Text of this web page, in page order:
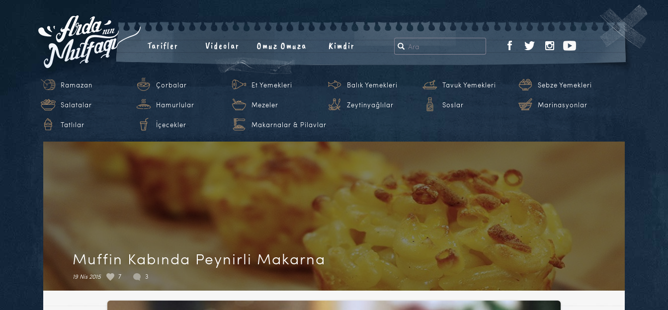
Tarifler Videolar Omuz Omuza Kimdir
Ramazan Çorbalar Et Yemekleri Balık Yemekleri Tavuk Yemekleri Sebze Yemekleri
Salatalar Hamurlular Mezeler Zeytinyağlılar Soslar Marinasyonlar
Tatlılar İçecekler Makarnalar & Pilavlar
Muffin Kabında Peynirli Makarna
19 Nis 2015 7 3